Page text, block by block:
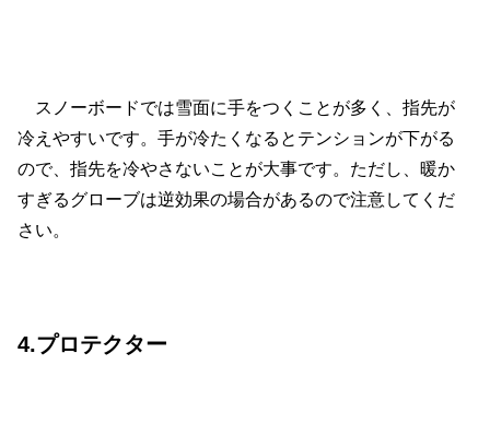
スノーボードでは雪面に手をつくことが多く、指先が
冷えやすいです。手が冷たくなるとテンションが下がる
ので、指先を冷やさないことが大事です。ただし、暖か
すぎるグローブは逆効果の場合があるので注意してくだ
さい。
4.プロテクター